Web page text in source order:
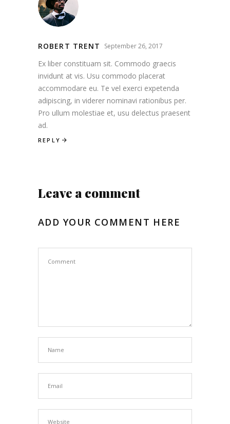
ROBERT TRENT September 26, 2017
Ex liber constituam sit. Commodo graecis
invidunt at vis. Usu commodo placerat
accommodare eu. Te vel exerci expetenda
adipiscing, in viderer nominavi rationibus per.
Pro ullum molestiae et, usu delectus praesent
ad.
REPLY
Leave a comment
ADD YOUR COMMENT HERE